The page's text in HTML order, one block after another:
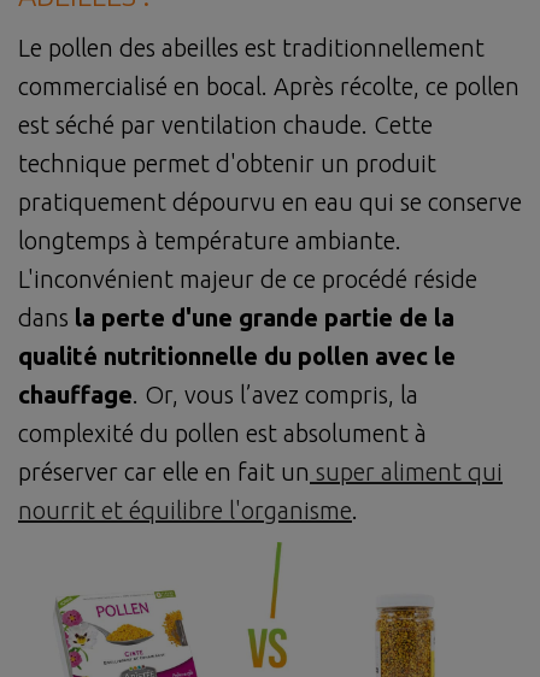
Le pollen des abeilles est traditionnellement
commercialisé en bocal. Après récolte, ce pollen
est séché par ventilation chaude. Cette
technique permet d'obtenir un produit
pratiquement dépourvu en eau qui se conserve
longtemps à température ambiante.
L'inconvénient majeur de ce procédé réside
dans la perte d'une grande partie de la
qualité nutritionnelle du pollen avec le
chauffage. Or, vous l’avez compris, la
complexité du pollen est absolument à
préserver car elle en fait un super aliment qui
nourrit et équilibre l'organisme.